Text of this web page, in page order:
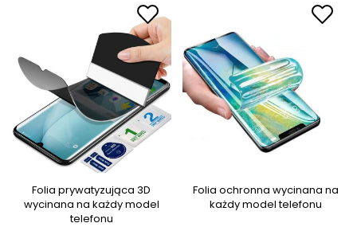
Folia prywatyzująca 3D
wycinana na każdy model
telefonu
Folia ochronna wycinana na
każdy model telefonu